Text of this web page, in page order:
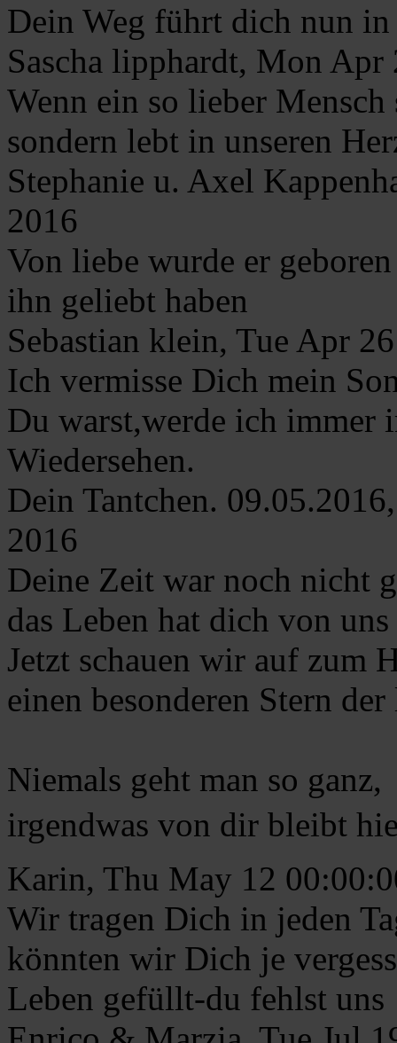
Dein Weg führt dich nun in
Sascha lipphardt, Mon
Wenn ein so lieber
sondern lebt in unseren
Stephanie u. Axel
2016
Von liebe wurde er
ihn geliebt haben
Sebastian klein, Tue Apr
Ich vermisse Dich mein
Du warst,werde ich immer
Wiedersehen.
Dein Tantchen.
2016
Deine Zeit war noch nicht
das Leben hat dich von
Jetzt schauen wir auf zum
einen besonderen Stern
Niemals geht man so ganz,
irgendwas von dir bleibt
Karin, Thu May 12
Wir tragen Dich in jeden
könnten wir Dich je
Leben gefüllt-du fehlst uns